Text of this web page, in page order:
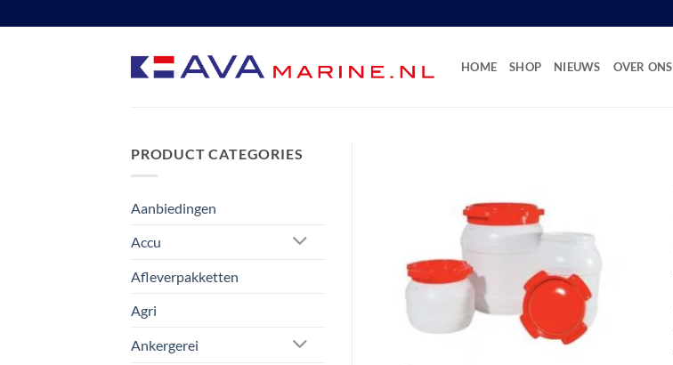
naar
HOME SHOP NIEUWS OVER ONS
PRODUCT CATEGORIES
Aanbiedingen
Accu
Afleverpakketten
Agri
Ankergerei